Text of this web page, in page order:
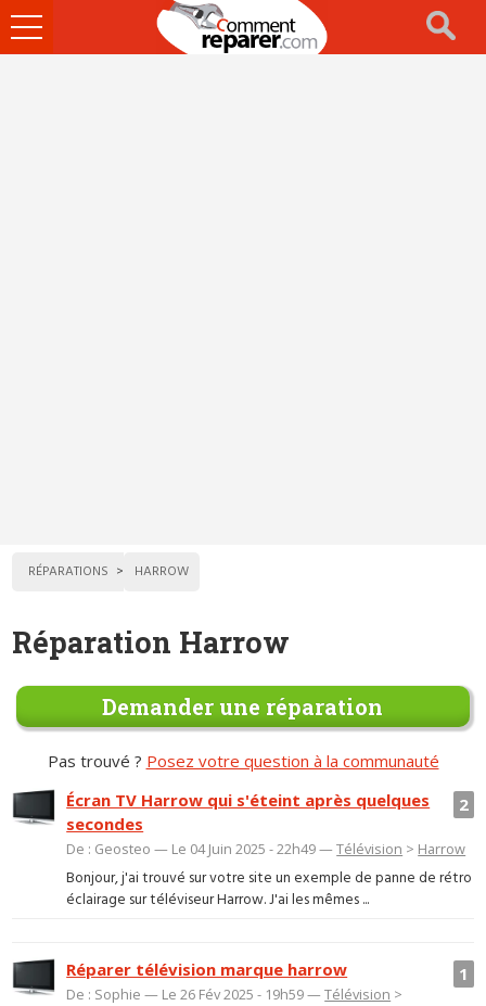
Ouvrir
le
RÉPARATIONS HARROW
Réparation Harrow
Demander une réparation
Pas trouvé ? Posez votre question à la communauté
2
Écran TV Harrow qui s'éteint après quelques
secondes
De : Geosteo — Le 04 Juin 2025 - 22h49 —Télévision > Harrow
Bonjour, j'ai trouvé sur votre site un exemple de panne de rétro
éclairage sur téléviseur Harrow. J'ai les mêmes ...
1
Réparer télévision marque harrow
De : Sophie — Le 26 Fév 2025 - 19h59 —Télévision >